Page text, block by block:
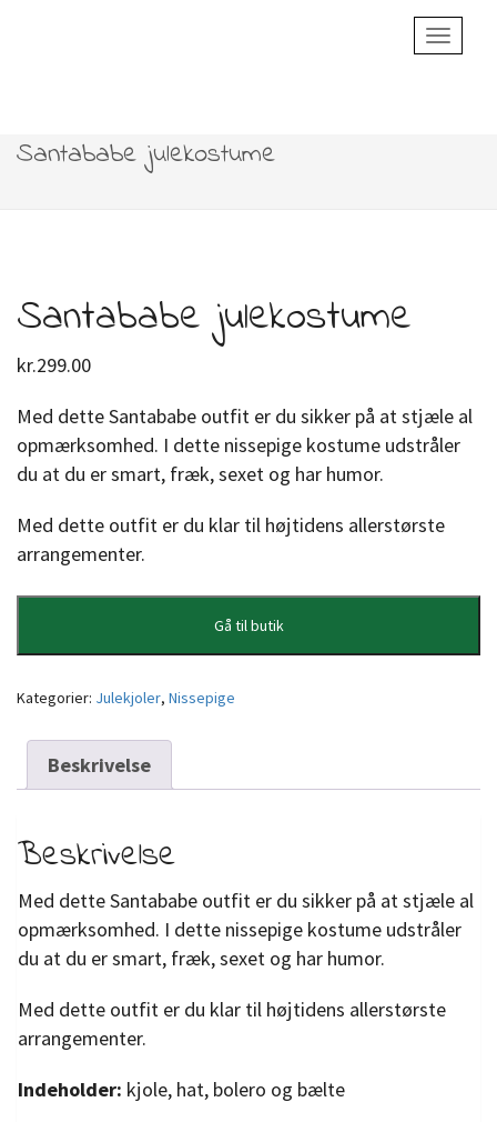
Toggle
Santababe julekostume
Santababe julekostume
kr.299.00
Med dette Santababe outfit er du sikker på at stjæle al
opmærksomhed. I dette nissepige kostume udstråler
du at du er smart, fræk, sexet og har humor.
Med dette outfit er du klar til højtidens allerstørste
arrangementer.
Gå til butik
Kategorier: Julekjoler, Nissepige
Beskrivelse
Beskrivelse
Med dette Santababe outfit er du sikker på at stjæle al
opmærksomhed. I dette nissepige kostume udstråler
du at du er smart, fræk, sexet og har humor.
Med dette outfit er du klar til højtidens allerstørste
arrangementer.
Indeholder: kjole, hat, bolero og bælte